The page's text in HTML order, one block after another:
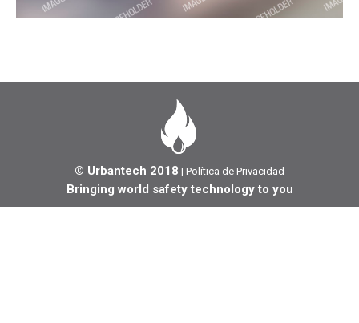
© Urbantech 2018 | Política de Privacidad
Bringing world safety technology to you